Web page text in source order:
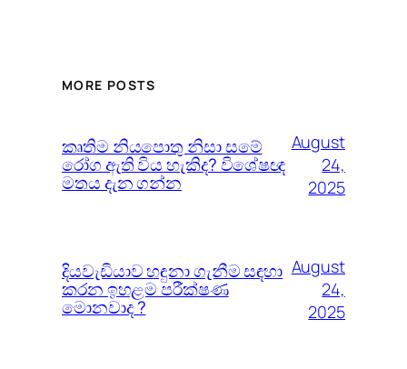
MORE POSTS
කෘතිම නියපොතු නිසා සමේ
රෝග ඇති විය හැකිද? විශේෂඥ
මතය දැන ගන්න
August
24,
2025
දියවැඩියාව හඳුනා ගැනීම සඳහා
කරන ඉහළම පරීක්ෂණ
මොනවාද ?
August
24,
2025